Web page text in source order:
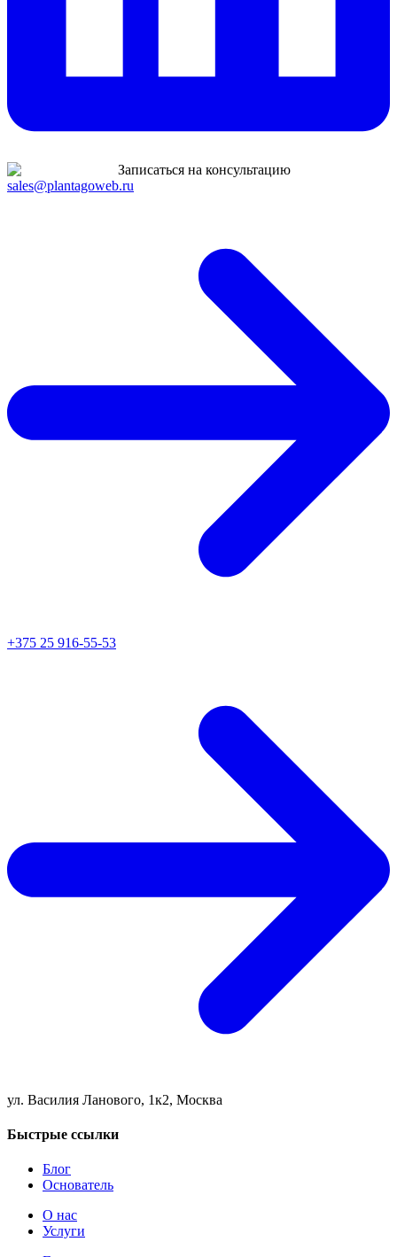
Записаться на консультацию
sales@plantagoweb.ru
+375 25 916-55-53
ул. Василия Ланового, 1к2, Москва
Быстрые ссылки
Блог
Основатель
О нас
Услуги